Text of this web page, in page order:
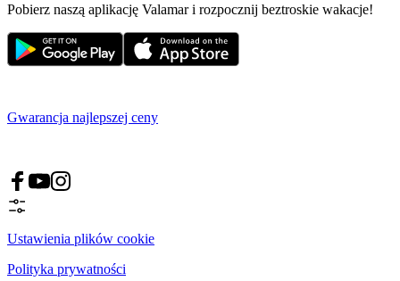
Pobierz naszą aplikację Valamar i rozpocznij beztroskie wakacje!
Gwarancja najlepszej ceny
Ustawienia plików cookie
Polityka prywatności